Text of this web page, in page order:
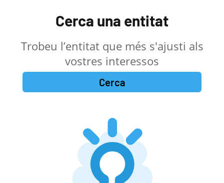
Cerca una entitat
Trobeu l’entitat que més s'ajusti als
vostres interessos
Cerca